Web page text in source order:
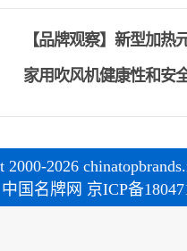
【品牌观察】新型加热
家用吹风机健康性和安
2000-2026
国名牌网 京ICP备